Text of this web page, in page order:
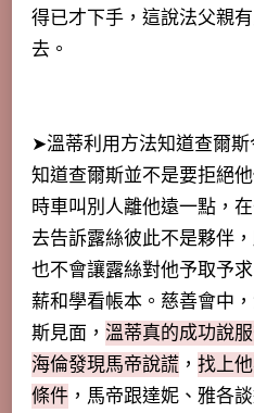
得已才下手，這說法父親
去。
➤溫蒂利用方法知道查爾
知道查爾斯並不是要拒絕
時車叫別人離他遠一點，
去告訴露絲彼此不是夥伴
也不會讓露絲對他予取予
薪和學看帳本。慈善會中
斯見面， 溫蒂真的成功說
海倫發現馬帝說謊 ， 找上
條件 ，馬帝跟達妮、雅各